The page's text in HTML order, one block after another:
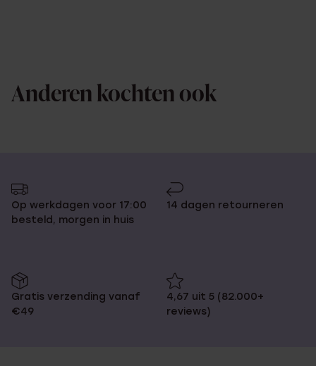
Anderen kochten ook
Op werkdagen voor 17:00
besteld, morgen in huis
14 dagen retourneren
Gratis verzending vanaf
€49
4,67 uit 5 (82.000+
reviews)